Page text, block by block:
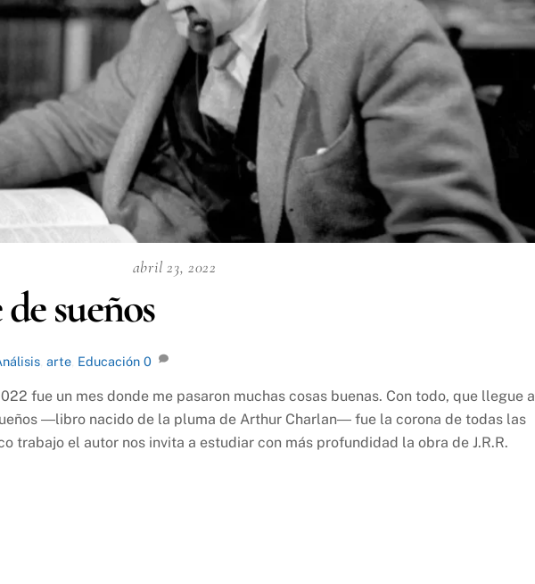
abril 23, 2022
sueños
, arte, Educación 0
fue un mes donde me pasaron muchas cosas buenas. Con todo, que llegue a
―libro nacido de la pluma de Arthur Charlan― fue la corona de todas las
trabajo el autor nos invita a estudiar con más profundidad la obra de J.R.R.